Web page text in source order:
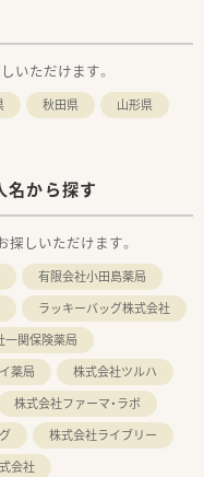
いただけます。
秋田県
山形県
名から探す
しいただけます。
有限会社小田島薬局
ラッキーバッグ株式会社
一関保険薬局
薬局
株式会社ツルハ
株式会社ファーマ・ラボ
株式会社ライブリー
会社